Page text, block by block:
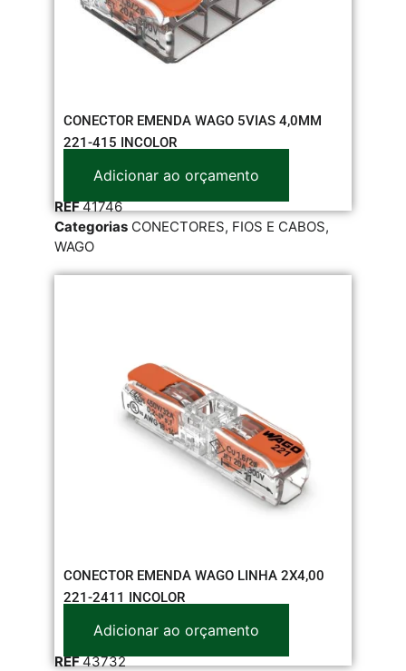
CONECTOR EMENDA WAGO 5VIAS 4,0MM
221-415 INCOLOR
Adicionar ao orçamento
REF41746
Categorias CONECTORES, FIOS E CABOS,
WAGO
CONECTOR EMENDA WAGO LINHA 2X4,00
221-2411 INCOLOR
Adicionar ao orçamento
REF43732